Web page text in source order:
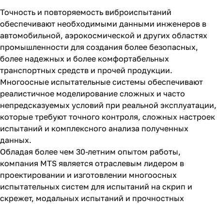
Точность и повторяемость виброиспытаний
обеспечивают необходимыми данными инженеров в
автомобильной, аэрокосмической и других областях
промышленности для создания более безопасных,
более надежных и более комфортабельных
транспортных средств и прочей продукции.
Многоосные испытательные системы обеспечивают
реалистичное моделирование сложных и часто
непредсказуемых условий при реальной эксплуатации,
которые требуют точного контроля, сложных настроек
испытаний и комплексного анализа полученных
данных.
Обладая более чем 30-летним опытом работы,
компания MTS является отраслевым лидером в
проектировании и изготовлении многоосных
испытательных систем для испытаний на скрип и
скрежет, модальных испытаний и прочностных